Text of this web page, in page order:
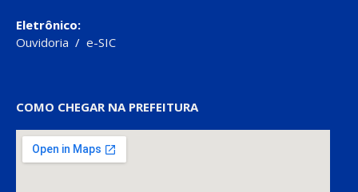
Eletrônico:
Ouvidoria / e-SIC
COMO CHEGAR NA PREFEITURA